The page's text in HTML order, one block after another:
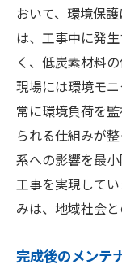
おいて、環境保
は、工事中に発
く、低炭素材料
現場には環境モ
常に環境負荷を
られる仕組みが
系への影響を最
工事を実現して
みは、地域社会
完成後のメンテ